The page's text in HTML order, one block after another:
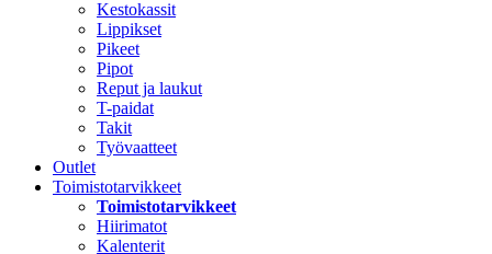
Kestokassit
Lippikset
Pikeet
Pipot
Reput ja laukut
T-paidat
Takit
Työvaatteet
Outlet
Toimistotarvikkeet
Toimistotarvikkeet
Hiirimatot
Kalenterit